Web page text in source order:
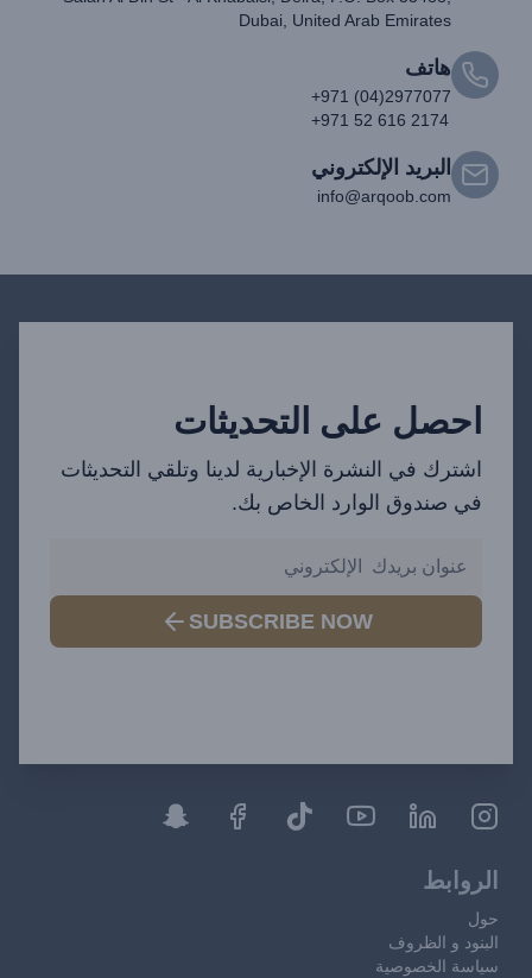
Dubai, United Arab Emirates
هاتف
+971 (04)2977077
+971 52 616 2174
البريد الإلكتروني
info@arqoob.com
احصل على التحديثات
اشترك في النشرة الإخبارية لدينا وتلقي التحديثات
في صندوق الوارد الخاص بك.
SUBSCRIBE NOW
الروابط
حول
البنود و الظروف
سياسة الخصوصية